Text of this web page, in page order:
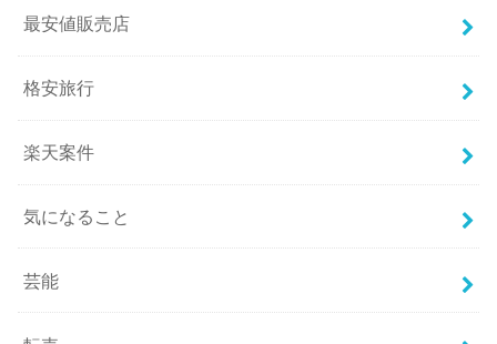
最安値販売店
格安旅行
楽天案件
気になること
芸能